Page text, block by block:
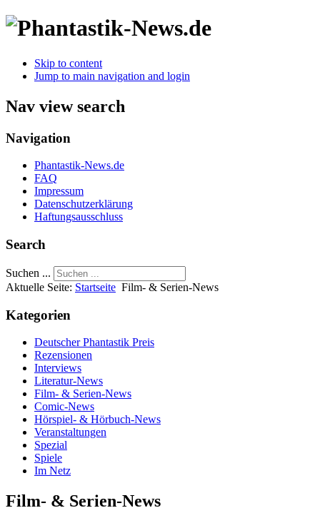
Skip to content
Jump to main navigation and login
Nav view search
Navigation
Phantastik-News.de
FAQ
Impressum
Datenschutzerklärung
Haftungsausschluss
Search
Suchen ...
Aktuelle Seite: Startseite Film- & Serien-News
Kategorien
Deutscher Phantastik Preis
Rezensionen
Interviews
Literatur-News
Film- & Serien-News
Comic-News
Hörspiel- & Hörbuch-News
Veranstaltungen
Spezial
Spiele
Im Netz
Film- & Serien-News